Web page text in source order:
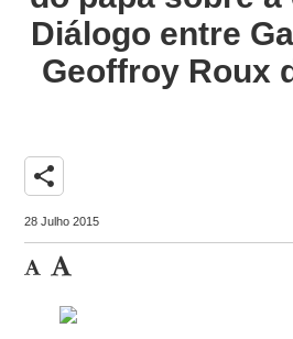
Diálogo entre
Geoffroy Roux
share
28 Julho 2015